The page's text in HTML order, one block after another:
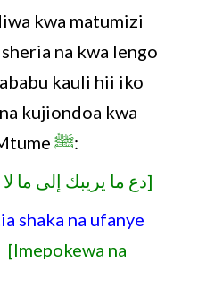
kwa matumizi
na kwa lengo
kauli hii iko
kujiondoa kwa
ﷺ:
[دع ما يريبك إلى ما
shaka na ufanye
[Imepokewa na